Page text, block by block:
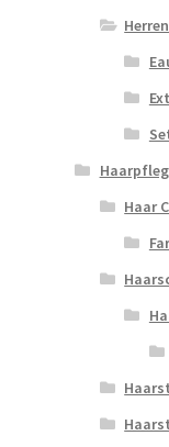
Herren
Haar